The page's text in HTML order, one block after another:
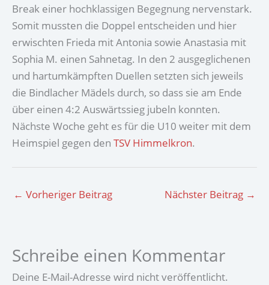
Break einer hochklassigen Begegnung nervenstark.
Somit mussten die Doppel entscheiden und hier
erwischten Frieda mit Antonia sowie Anastasia mit
Sophia M. einen Sahnetag. In den 2 ausgeglichenen
und hartumkämpften Duellen setzten sich jeweils
die Bindlacher Mädels durch, so dass sie am Ende
über einen 4:2 Auswärtssieg jubeln konnten.
Nächste Woche geht es für die U10 weiter mit dem
Heimspiel gegen den TSV Himmelkron.
← Vorheriger Beitrag Nächster Beitrag →
Schreibe einen Kommentar
Deine E-Mail-Adresse wird nicht veröffentlicht.